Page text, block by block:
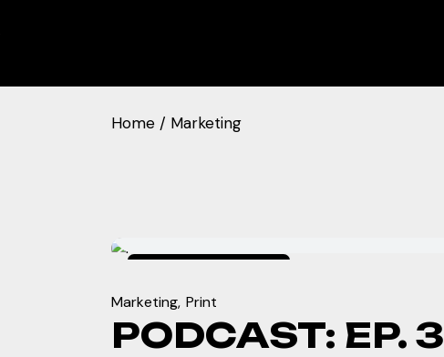
Home Marketing
Marketing Print
PODCAST: EP. 3